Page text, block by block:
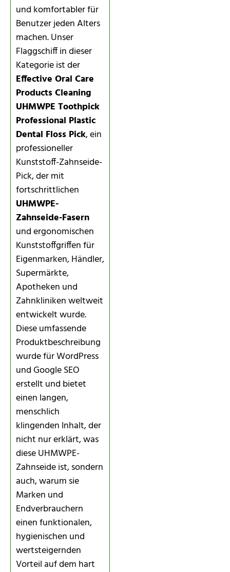
und komfortabler für
Benutzer jeden Alters
machen. Unser
Flaggschiff in dieser
Kategorie ist der
Effective Oral Care
Products Cleaning
UHMWPE Toothpick
Professional Plastic
Dental Floss Pick, ein
professioneller
Kunststoff-Zahnseide-
Pick, der mit
fortschrittlichen
UHMWPE-
Zahnseide-Fasern
und ergonomischen
Kunststoffgriffen für
Eigenmarken, Händler,
Supermärkte,
Apotheken und
Zahnkliniken weltweit
entwickelt wurde.
Diese umfassende
Produktbeschreibung
wurde für WordPress
und Google SEO
erstellt und bietet
einen langen,
menschlich
klingenden Inhalt, der
nicht nur erklärt, was
diese UHMWPE-
Zahnseide ist, sondern
auch, warum sie
Marken und
Endverbrauchern
einen funktionalen,
hygienischen und
wertsteigernden
Vorteil auf dem hart